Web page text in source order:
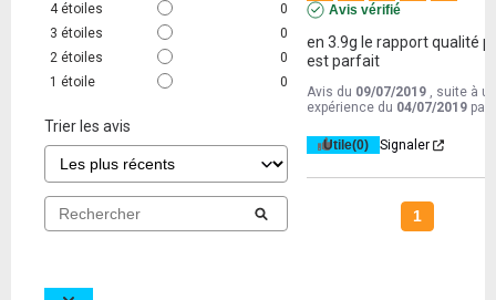
4 étoiles
0
3 étoiles
0
2 étoiles
0
1 étoile 0
Trier les avis
Avis vérifié
en 3.9g le rapport qualité
est parfait
Avis du 09/07/2019 , suite à
expérience du 04/07/2019 par
Utile(0) Signaler
1